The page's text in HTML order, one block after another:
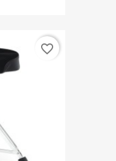
favorite_border